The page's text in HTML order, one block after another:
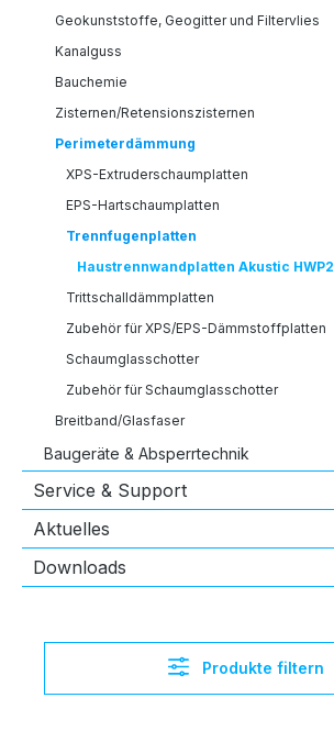
Geokunststoffe, Geogitter und Filtervlies
Kanalguss
Bauchemie
Zisternen/Retensionszisternen
Perimeterdämmung
XPS-Extruderschaumplatten
EPS-Hartschaumplatten
Trennfugenplatten
Haustrennwandplatten Akustic HWP2
Trittschalldämmplatten
Zubehör für XPS/EPS-Dämmstoffplatten
Schaumglasschotter
Zubehör für Schaumglasschotter
Breitband/Glasfaser
Baugeräte & Absperrtechnik
Service & Support
Aktuelles
Downloads
Produkte filtern